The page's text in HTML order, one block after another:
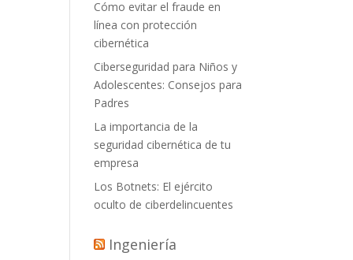
Cómo evitar el fraude en
línea con protección
cibernética
Ciberseguridad para Niños y
Adolescentes: Consejos para
Padres
La importancia de la
seguridad cibernética de tu
empresa
Los Botnets: El ejército
oculto de ciberdelincuentes
Ingeniería